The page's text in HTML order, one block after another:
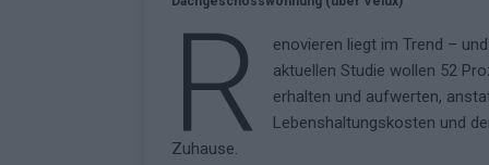
R
enovieren liegt im Trend –
aktuellen Studie wollen 52
erhalten und aufwerten,
Lebenshaltungskosten und
Zuhause.